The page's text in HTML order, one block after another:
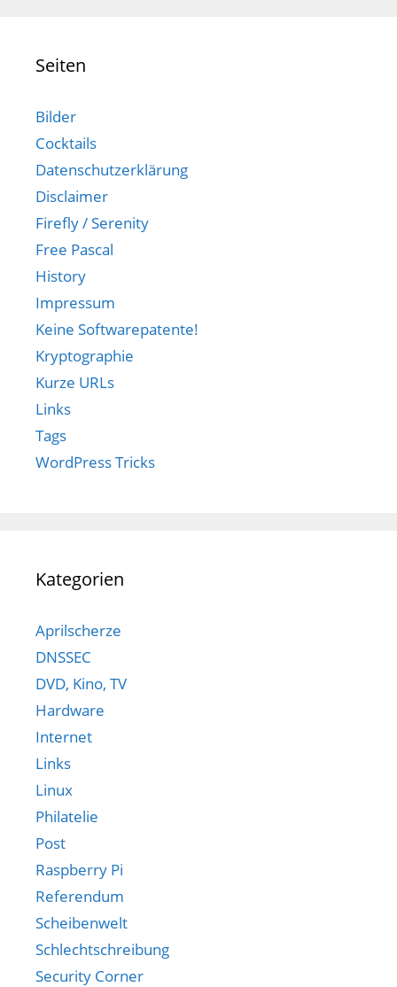
Seiten
Bilder
Cocktails
Datenschutzerklärung
Disclaimer
Firefly / Serenity
Free Pascal
History
Impressum
Keine Softwarepatente!
Kryptographie
Kurze URLs
Links
Tags
WordPress Tricks
Kategorien
Aprilscherze
DNSSEC
DVD, Kino, TV
Hardware
Internet
Links
Linux
Philatelie
Post
Raspberry Pi
Referendum
Scheibenwelt
Schlechtschreibung
Security Corner